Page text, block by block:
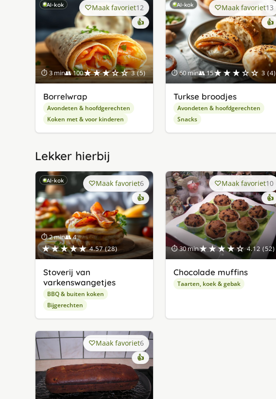
AI-kok
⏱ 3 min👥 100★★★☆☆ 3 (5)
Maak favoriet12
👍
Borrelwrap
Avondeten & hoofdgerechten
Koken met & voor kinderen
AI-kok
⏱ 60 min👥 15★★★☆☆ 3 (4)
Maak favoriet13
👍
Turkse broodjes
Avondeten & hoofdgerechten
Snacks
Lekker hierbij
AI-kok
⏱ 2 min👥 4
★★★★★ 4.57 (28)
Maak favoriet6
👍
Stoverij van
varkenswangetjes
BBQ & buiten koken
Bijgerechten
⏱ 30 min★★★★☆ 4.12 (52)
Maak favoriet10
👍
Chocolade muffins
Taarten, koek & gebak
Maak favoriet6
👍